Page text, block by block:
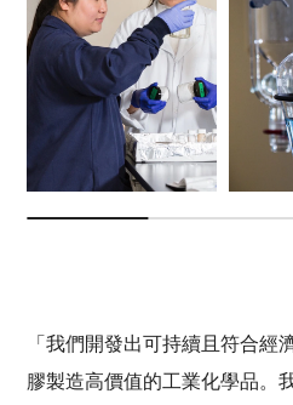
「我們開發出可持續且符合經
膠製造高價值的工業化學品。